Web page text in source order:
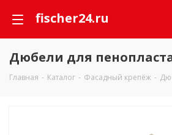
fischer24.ru
Дюбели для
Главная - Каталог - Фасадный крепёж -